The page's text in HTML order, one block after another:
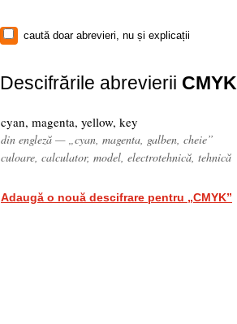
caută doar abrevieri, nu și explicații
Descifrările abrevierii CMYK
cyan, magenta, yellow, key
din engleză — „cyan, magenta, galben, cheie”
culoare, calculator, model, electrotehnică, tehnică
Adaugă o nouă descifrare pentru „CMYK”